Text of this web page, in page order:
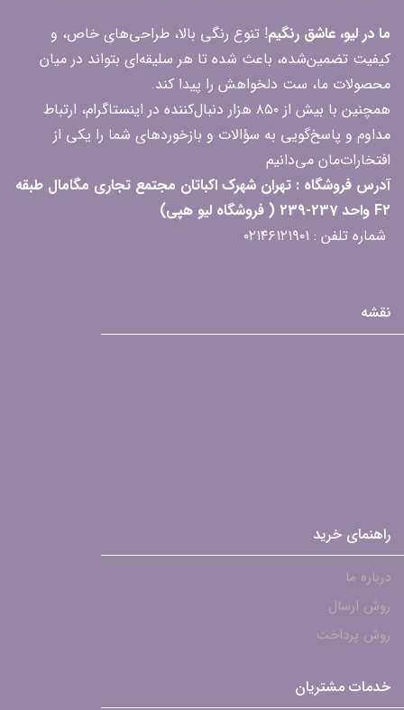
ما در لیو، عاشق رنگیم! تنوع رنگی بالا، طراحی‌های خاص، و
کیفیت تضمین‌شده، باعث شده تا هر سلیقه‌ای بتواند در میان
محصولات ما، ست دلخواهش را پیدا کند.
همچنین با بیش از ۸۵۰ هزار دنبال‌کننده در اینستاگرام، ارتباط
مداوم و پاسخ‌گویی به سؤالات و بازخوردهای شما را یکی از
افتخارات‌مان می‌دانیم
آدرس فروشگاه : تهران شهرک اکباتان مجتمع تجاری مگامال طبقه
F2 واحد 237-239 ( فروشگاه لیو هپی)
شماره تلفن : ۰۲۱۴۶۱۲۱۹۰۱
نقشه
راهنمای خرید
درباره ما
روش ارسال
روش پرداخت
خدمات مشتریان